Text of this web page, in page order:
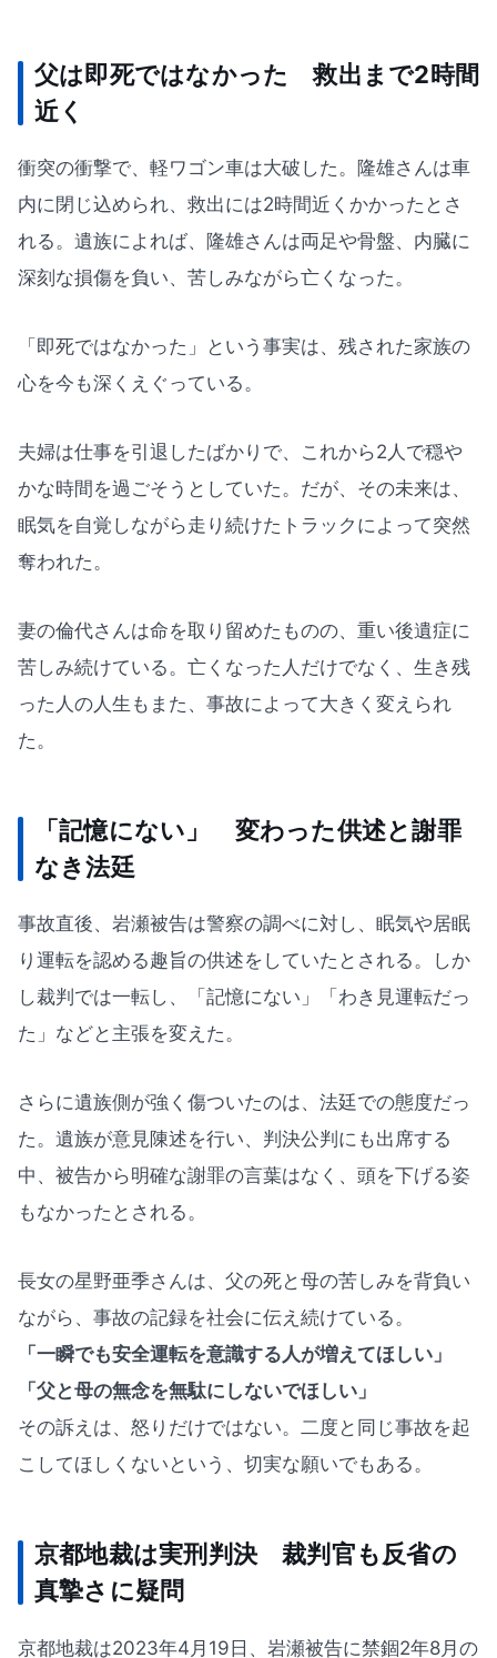
父は即死ではなかった 救出まで2時間
近く
衝突の衝撃で、軽ワゴン車は大破した。隆雄さんは車
内に閉じ込められ、救出には2時間近くかかったとさ
れる。遺族によれば、隆雄さんは両足や骨盤、内臓に
深刻な損傷を負い、苦しみながら亡くなった。
「即死ではなかった」という事実は、残された家族の
心を今も深くえぐっている。
夫婦は仕事を引退したばかりで、これから2人で穏や
かな時間を過ごそうとしていた。だが、その未来は、
眠気を自覚しながら走り続けたトラックによって突然
奪われた。
妻の倫代さんは命を取り留めたものの、重い後遺症に
苦しみ続けている。亡くなった人だけでなく、生き残
った人の人生もまた、事故によって大きく変えられ
た。
「記憶にない」 変わった供述と謝罪
なき法廷
事故直後、岩瀬被告は警察の調べに対し、眠気や居眠
り運転を認める趣旨の供述をしていたとされる。しか
し裁判では一転し、「記憶にない」「わき見運転だっ
た」などと主張を変えた。
さらに遺族側が強く傷ついたのは、法廷での態度だっ
た。遺族が意見陳述を行い、判決公判にも出席する
中、被告から明確な謝罪の言葉はなく、頭を下げる姿
もなかったとされる。
長女の星野亜季さんは、父の死と母の苦しみを背負い
ながら、事故の記録を社会に伝え続けている。
「一瞬でも安全運転を意識する人が増えてほしい」
「父と母の無念を無駄にしないでほしい」
その訴えは、怒りだけではない。二度と同じ事故を起
こしてほしくないという、切実な願いでもある。
京都地裁は実刑判決 裁判官も反省の
真摯さに疑問
京都地裁は2023年4月19日、岩瀬被告に禁錮2年8月の